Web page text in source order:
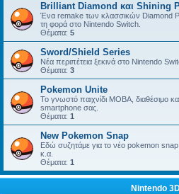
Brilliant Diamond και Shining
Ένα remake των κλασσικών Diamond
τη φορά στο Nintendo Switch.
Θέματα: 5
Sword/Shield Series
Νέα περιπέτεια ξεκινά στο Nintendo
Θέματα: 3
Pokemon Unite
Το γνωστό παιχνίδι MOBA, διαθέσιμο
smartphone σας.
Θέματα: 1
New Pokemon Snap
Εδώ συζητάμε για το νέο pokemon
κ.α.
Θέματα: 1
Nintendo